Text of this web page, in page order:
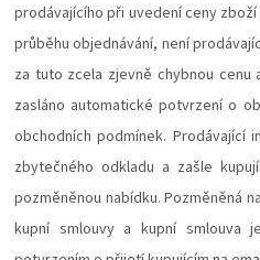
prodávajícího při uvedení ceny
průběhu objednávání, není
za tuto zcela zjevně chybnou
zasláno automatické potvrzení o
obchodních podmínek. Prodávající
zbytečného odkladu a zašle
pozměněnou nabídku. Pozměněná
kupní smlouvy a kupní smlouva